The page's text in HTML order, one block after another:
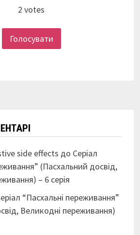
2 votes
Голосувати
side effects до Серіал
(Пасхальний досвід,
– 6 серія
“Пасхальні переживання”
Великодні переживання)